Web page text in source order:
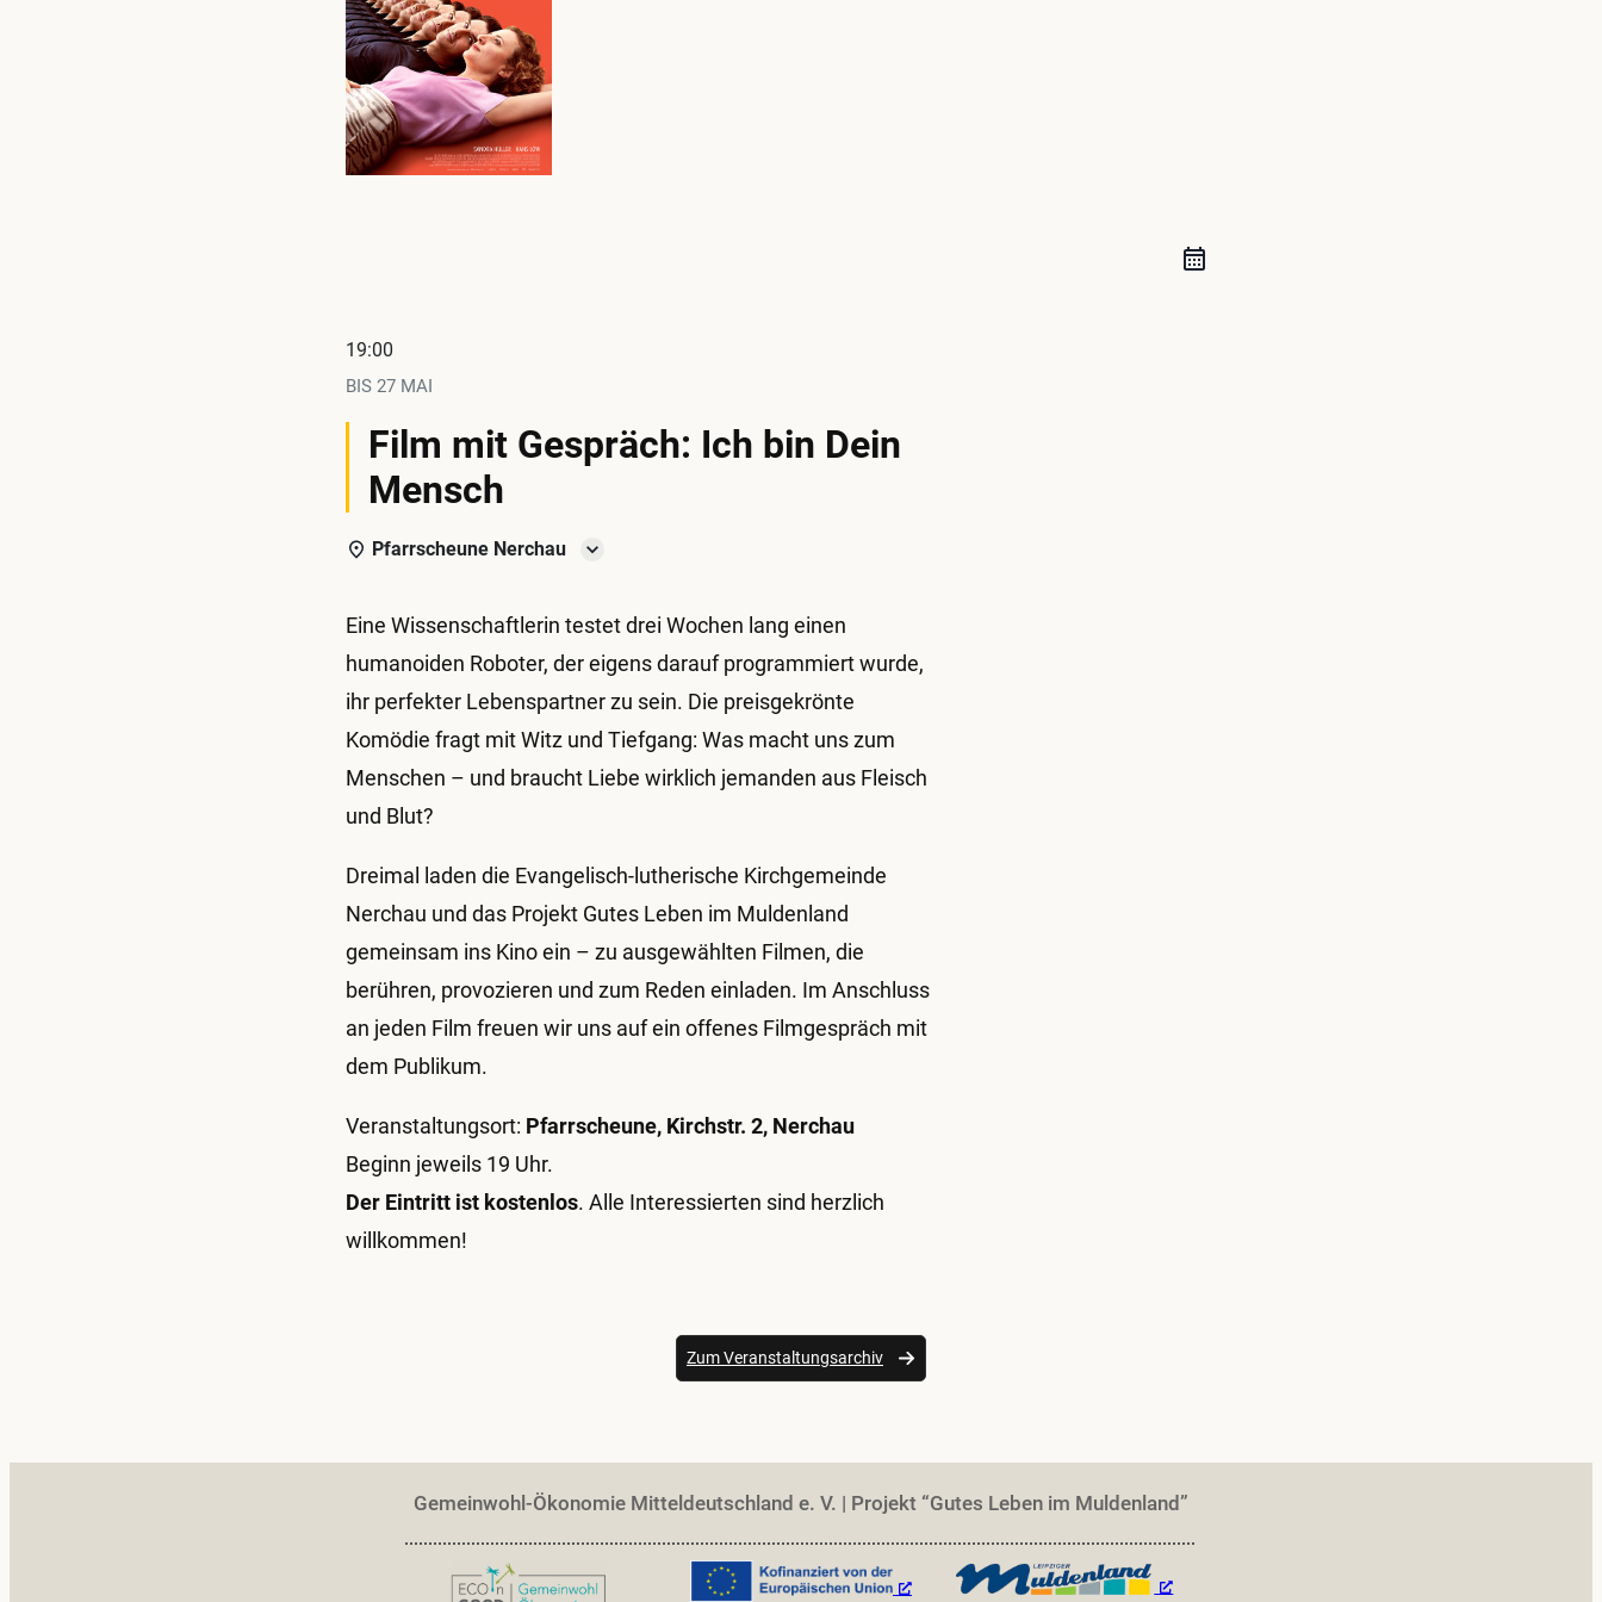
19:00
BIS27 MAI
Film mit Gespräch: Ich bin Dein
Mensch
Pfarrscheune Nerchau
Eine Wissenschaftlerin testet drei Wochen lang einen
humanoiden Roboter, der eigens darauf programmiert wurde,
ihr perfekter Lebenspartner zu sein. Die preisgekrönte
Komödie fragt mit Witz und Tiefgang: Was macht uns zum
Menschen – und braucht Liebe wirklich jemanden aus Fleisch
und Blut?
Dreimal laden die Evangelisch-lutherische Kirchgemeinde
Nerchau und das Projekt Gutes Leben im Muldenland
gemeinsam ins Kino ein – zu ausgewählten Filmen, die
berühren, provozieren und zum Reden einladen. Im Anschluss
an jeden Film freuen wir uns auf ein offenes Filmgespräch mit
dem Publikum.
Veranstaltungsort: Pfarrscheune, Kirchstr. 2, Nerchau
Beginn jeweils 19 Uhr.
Der Eintritt ist kostenlos. Alle Interessierten sind herzlich
willkommen!
Zum Veranstaltungsarchiv
Gemeinwohl-Ökonomie Mitteldeutschland e. V. | Projekt “Gutes Leben im Muldenland”